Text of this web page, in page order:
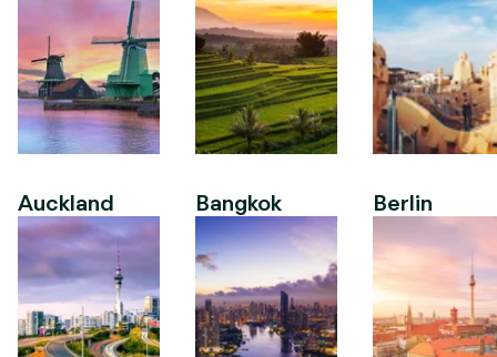
Auckland Bangkok Berlin